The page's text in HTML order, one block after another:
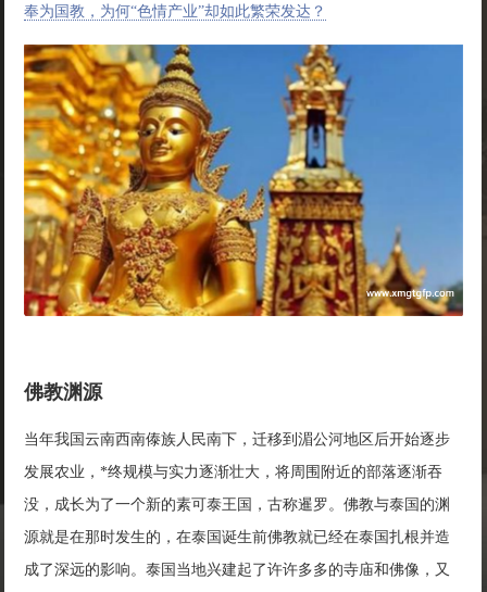
奉为国教，为何“色情产业”却如此繁荣发达？
佛教渊源
当年我国云南西南傣族人民南下，迁移到湄公河地区后开始逐步
发展农业，*终规模与实力逐渐壮大，将周围附近的部落逐渐吞
没，成长为了一个新的素可泰王国，古称暹罗。佛教与泰国的渊
源就是在那时发生的，在泰国诞生前佛教就已经在泰国扎根并造
成了深远的影响。泰国当地兴建起了许许多多的寺庙和佛像，又